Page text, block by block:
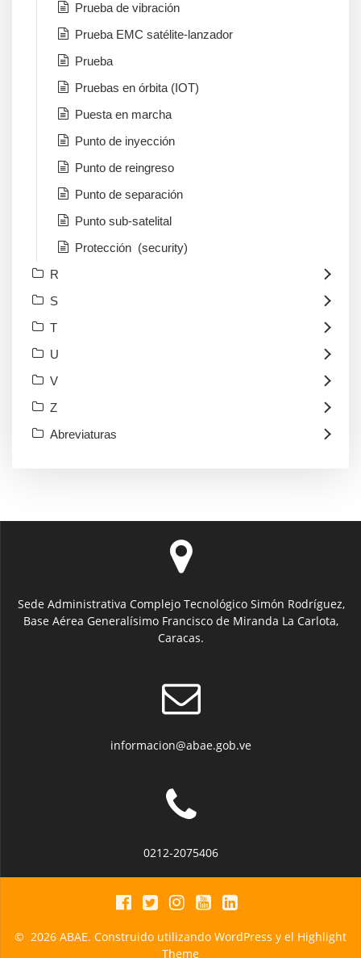
Prueba de vibración
Prueba EMC satélite-lanzador
Prueba
Pruebas en órbita (IOT)
Puesta en marcha
Punto de inyección
Punto de reingreso
Punto de separación
Punto sub-satelital
Protección (security)
R
S
T
U
V
Z
Abreviaturas
Sede Administrativa Complejo Tecnológico Simón Rodríguez,
Base Aérea Generalísimo Francisco de Miranda La Carlota,
Caracas.
informacion@abae.gob.ve
0212-2075406
© 2026 ABAE. Construido utilizando WordPress y el Highlight
Theme